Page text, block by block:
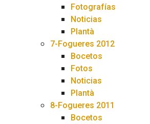
Fotografías
Noticias
Plantà
7-Fogueres 2012
Bocetos
Fotos
Noticias
Plantà
8-Fogueres 2011
Bocetos